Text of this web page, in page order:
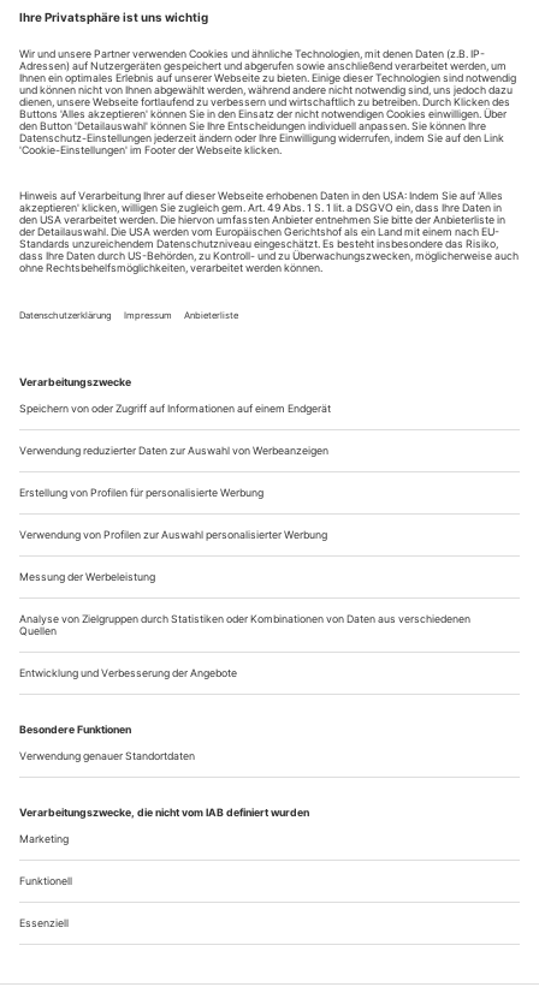
Männer?
Ich weiß nicht, ob sie stärker sind. Aber es ist richtig, dass die
Zahl der Frauen, die tragische Dinge erleben, die verzweifelt
sind, von ihren Ehemännern oder Geliebten verlassen werden
oder sogar sterben, sehr groß ist. Und es ist...
Divendrama im Akkord
Opera Rara bringt die erste Studioaufnahme von Donizettis
«Parisina» heraus
Selbst angesichts der Akkordbedingungen, unter denen
«Parisina» geradezu abenteuerlich wenig Zeit zur Verfügung.
Weil Felice Romani, der gefragteste Librettist der Epoche,
schon mit anderen Aufträgen (unter anderem «Beatrice di
Tenda» für Bellini)...
Frischer Wind aus Moskau
Dmitri Tcherniakovs für das Bolschoi Theater produzierter «Eugen
Onegin» sticht auch im DVD-Format mühelos eine Wiener «Pique
Dame» in Starbesetzung aus
Das Moskauer Bolschoi Theater gilt westlichen Besuchern als
Opernmuseum schlechthin, und es hat sich bis vor Kurzem
auch selbst so definiert. Ein schönes Beispiel bietet die
Inszenierung des «Eugen Onegin» von 1944, die mehr als
sechs Jahrzehnte auf dem Spielplan des Hauses stand und im
Jahr 2000 von dem unlängst verstorbenen Regisseur Boris
Pokrovsky noch einmal...
Über uns Kontakt Kritikerumfrage Newsletter